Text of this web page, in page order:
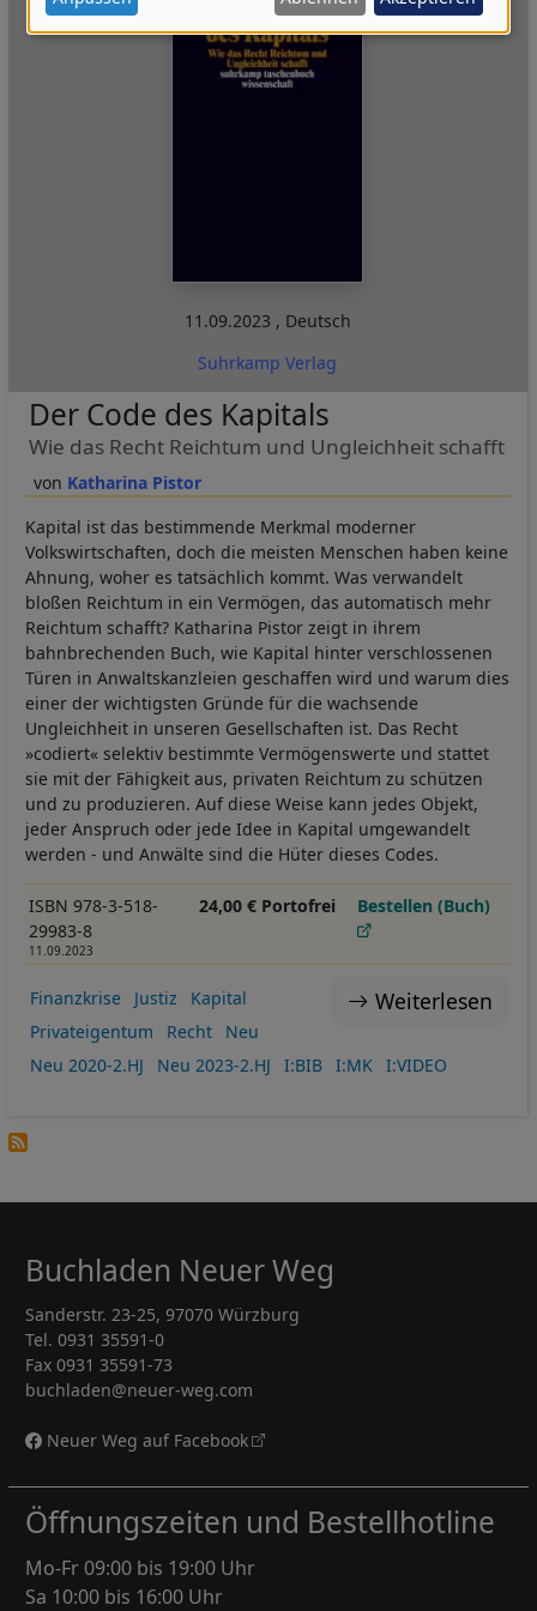
11.09.2023 , Deutsch
Suhrkamp Verlag
Katharina Pistor
Der Code des Kapitals
Wie das Recht Reichtum und Ungleichheit schafft
Kapital ist das bestimmende Merkmal moderner
Volkswirtschaften, doch die meisten Menschen haben keine
Ahnung, woher es tatsächlich kommt. Was verwandelt
bloßen Reichtum in ein Vermögen, das automatisch mehr
Reichtum schafft? Katharina Pistor zeigt in ihrem
bahnbrechenden Buch, wie Kapital hinter verschlossenen
Türen in Anwaltskanzleien geschaffen wird und warum dies
einer der wichtigsten Gründe für die wachsende
Ungleichheit in unseren Gesellschaften ist. Das Recht
»codiert« selektiv bestimmte Vermögenswerte und stattet
sie mit der Fähigkeit aus, privaten Reichtum zu schützen
und zu produzieren. Auf diese Weise kann jedes Objekt,
jeder Anspruch oder jede Idee in Kapital umgewandelt
werden - und Anwälte sind die Hüter dieses Codes.
ISBN 978-3-518-
29983-8
11.09.2023
24,00 € Portofrei Bestellen (Buch)
Weiterlesen
Finanzkrise Justiz
Kapital
Privateigentum
Recht
Neu
Neu 2020-2.HJ
Neu 2023-2.HJ I:BIB I:MK I:VIDEO
Buchladen Neuer Weg
Sanderstr. 23-25, 97070 Würzburg
Tel. 0931 35591-0
Fax 0931 35591-73
buchladen@neuer-weg.com
Neuer Weg auf Facebook
Öffnungszeiten und Bestellhotline
Mo-Fr 09:00 bis 19:00 Uhr
Sa 10:00 bis 16:00 Uhr
Daten